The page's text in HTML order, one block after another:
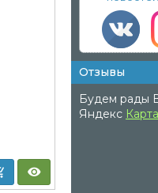
Отзывы
Будем рады
Яндекс